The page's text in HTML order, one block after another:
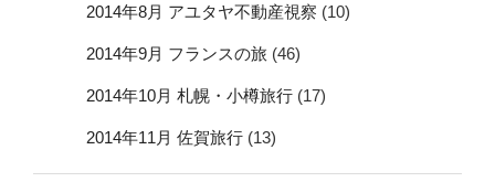
2014年8月 アユタヤ不動産視察 (10)
2014年9月 フランスの旅 (46)
2014年10月 札幌・小樽旅行 (17)
2014年11月 佐賀旅行 (13)